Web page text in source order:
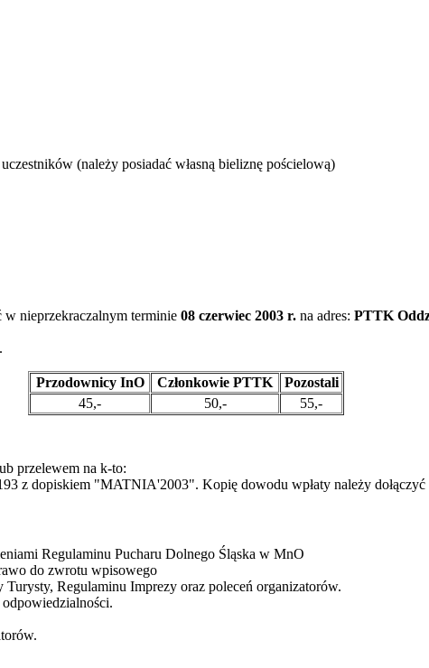
(należy posiadać własną bieliznę pościelową)
w nieprzekraczalnym terminie 08 czerwiec 2003 r. na adres: PTTK
Przodownicy InO Członkowie PTTK
Pozostali
45,-
50,- 55,-
przelewem na k-to:
z dopiskiem "MATNIA'2003". Kopię dowodu wpłaty należy dołączyć
Regulaminu Pucharu Dolnego Śląska w MnO
do zwrotu wpisowego
Regulaminu Imprezy oraz poleceń organizatorów.